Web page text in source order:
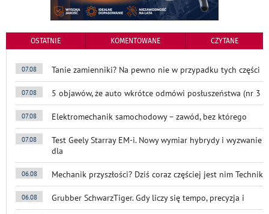
OSTATNIE KOMENTOWANE CZYTANE
07.08 Tanie zamienniki? Na pewno nie w przypadku tych części
07.08 5 objawów, że auto wkrótce odmówi posłuszeństwa (nr 3
07.08 Elektromechanik samochodowy – zawód, bez którego
07.08
Test Geely Starray EM-i. Nowy wymiar hybrydy i wyzwanie
dla
06.08 Mechanik przyszłości? Dziś coraz częściej jest nim Technik
06.08 Grubber SchwarzTiger. Gdy liczy się tempo, precyzja i